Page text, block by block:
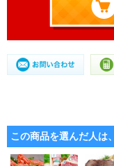
この商品を選んだ人は